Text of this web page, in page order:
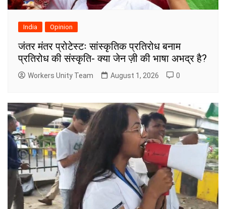
India Opinion
जंतर मंतर प्रोटेस्टः सांस्कृतिक प्रतिरोध बनाम
प्रतिरोध की संस्कृति- क्या जेन ज़ी की भाषा अभद्र है?
Workers Unity Team August 1, 2026 0